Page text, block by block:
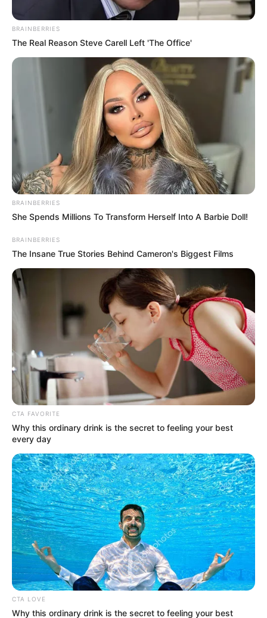
Hozzányúl a Tisza kormány a
nyugdíjakhoz: Íme a pontos
összegek:
bySzerző • April 20, 2026
120 ezer forintos minimum: ez lenne az új alsó
határ
BRAINBERRIES
The Real Reason Steve Carell Left 'The Office'
BRAINBERRIES
She Spends Millions To Transform Herself Into A Barbie Doll!
BRAINBERRIES
The Insane True Stories Behind Cameron's Biggest Films
CTA FAVORITE
Why this ordinary drink is the secret to feeling your best
every day
CTA LOVE
Why this ordinary drink is the secret to feeling your best